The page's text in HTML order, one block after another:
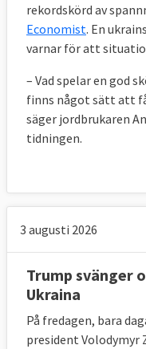
rekordskörd av
Economist. En
varnar för att
– Vad spelar en god
finns något sätt att
säger jordbrukaren
tidningen.
3 augusti 2026
Trump svänger
Ukraina
På fredagen, bara
president Volodymyr